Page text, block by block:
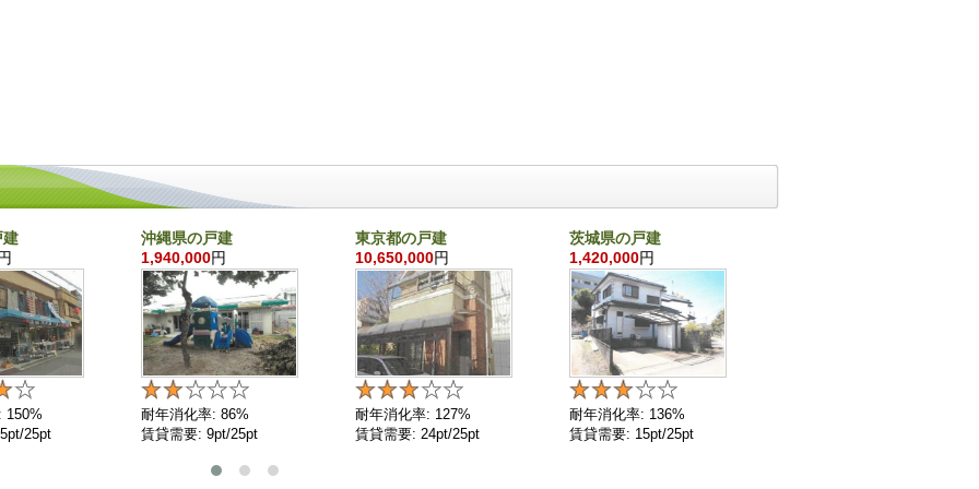
建
150%
25pt
沖縄県の戸建
1,940,000円
耐年消化率: 86%
賃貸需要: 9pt/25pt
東京都の戸建
10,650,000円
耐年消化率: 127%
賃貸需要: 24pt/25pt
茨城県の戸建
1,420,000円
耐年消化率: 136%
賃貸需要: 15pt/25pt